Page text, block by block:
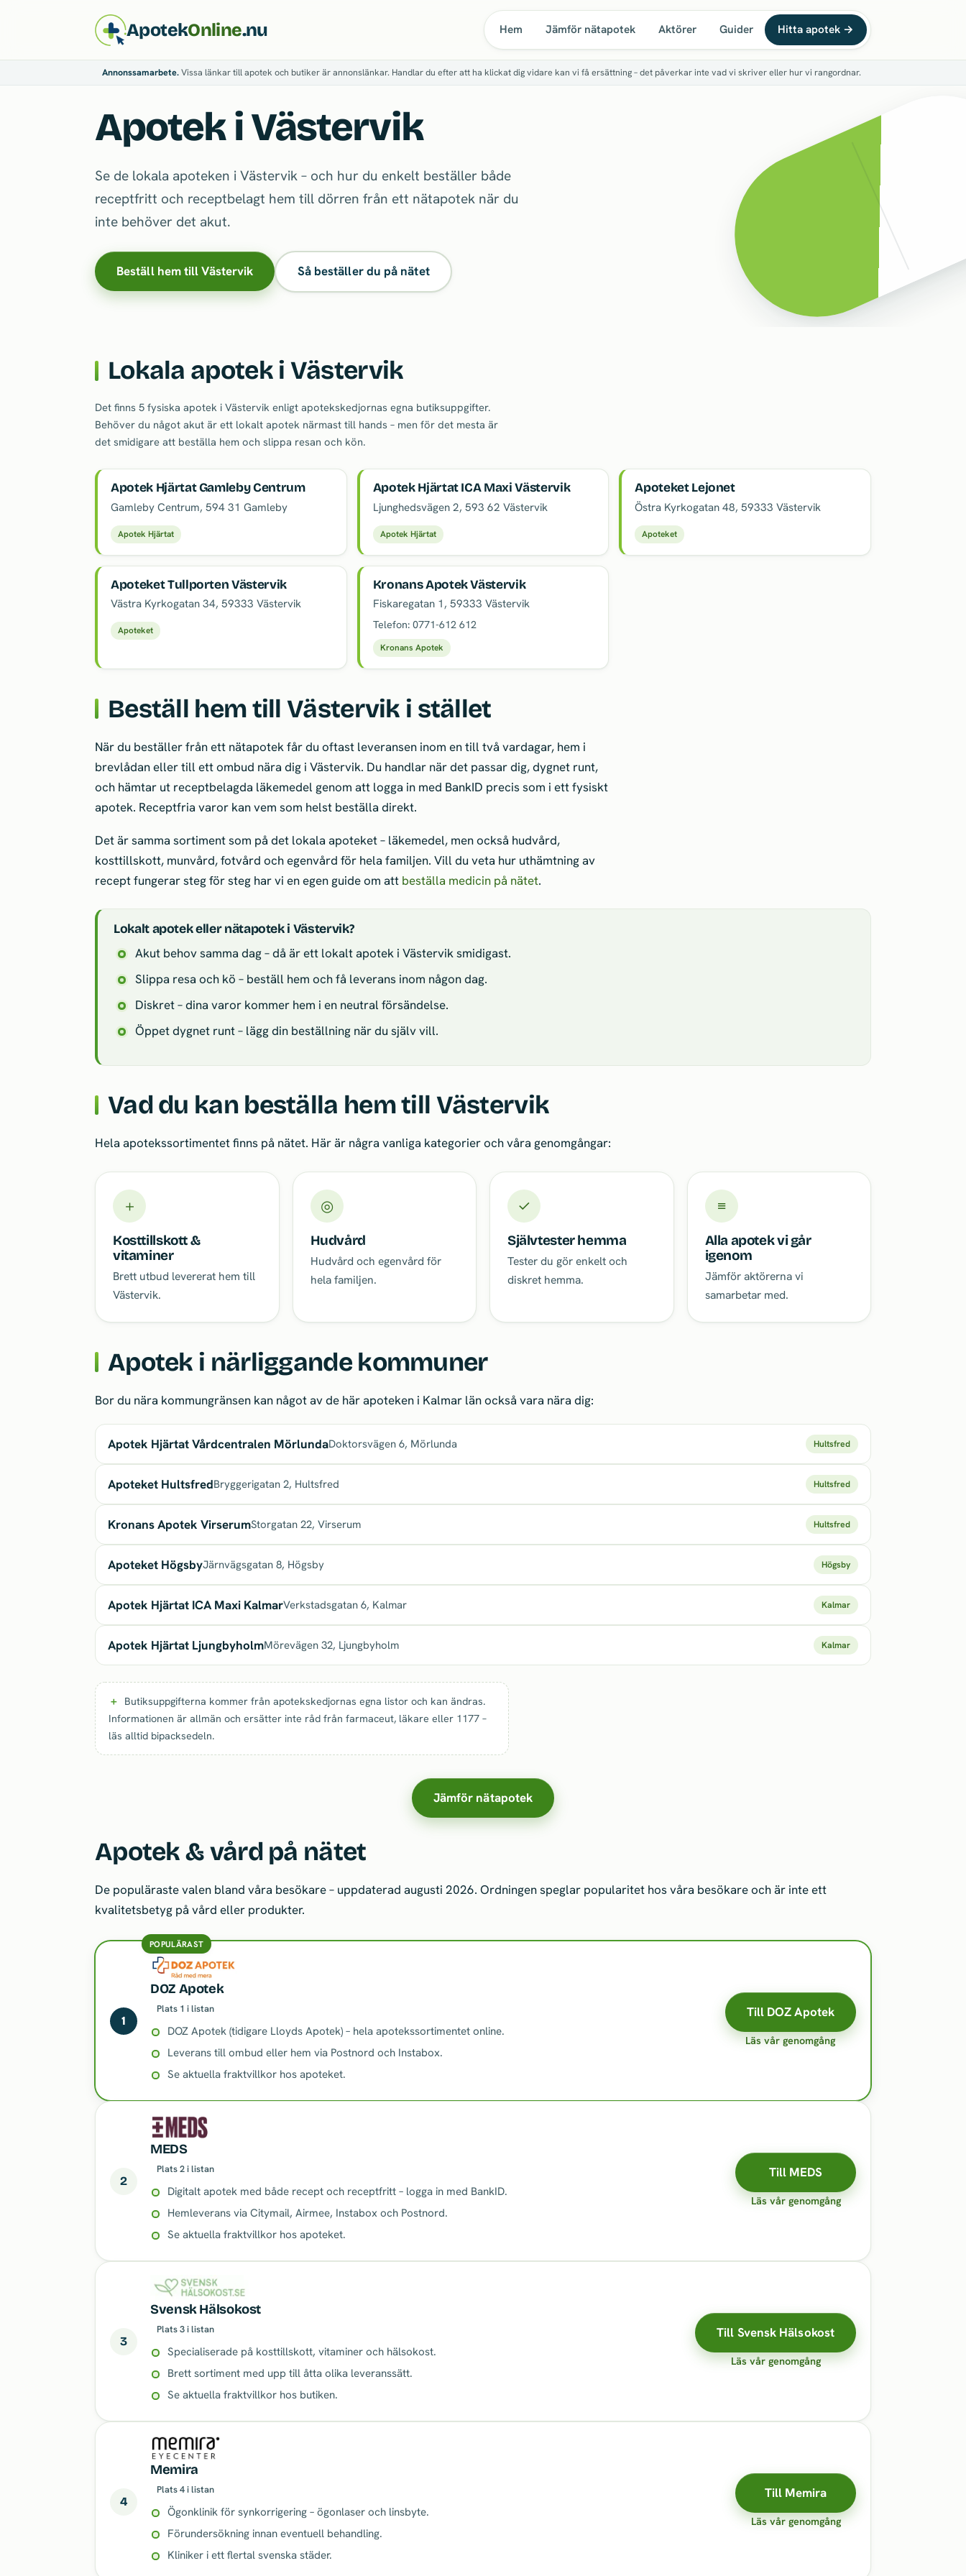
ApotekOnline.nu Hem Jämför nätapotek Aktörer Guider Hitta apotek →
Annonssamarbete.Vissa länkar till apotek och butiker är annonslänkar. Handlar du efter att ha klickat dig vidare kan vi få ersättning – det påverkar inte vad vi skriver eller hur vi rangordnar.
Apotek i Västervik
Se de lokala apoteken i Västervik – och hur du enkelt beställer både
receptfritt och receptbelagt hem till dörren från ett nätapotek när du
inte behöver det akut.
Beställ hem till Västervik Så beställer du på nätet
Lokala apotek i Västervik
Det finns 5 fysiska apotek i Västervik enligt apotekskedjornas egna butiksuppgifter.
Behöver du något akut är ett lokalt apotek närmast till hands – men för det mesta är
det smidigare att beställa hem och slippa resan och kön.
Apotek Hjärtat Gamleby Centrum
Gamleby Centrum, 594 31 Gamleby
Apotek Hjärtat
Apotek Hjärtat ICA Maxi Västervik
Ljunghedsvägen 2, 593 62 Västervik
Apotek Hjärtat
Apoteket Lejonet
Östra Kyrkogatan 48,59333 Västervik
Apoteket
Apoteket Tullporten Västervik
Västra Kyrkogatan 34, 59333 Västervik
Apoteket
Kronans Apotek Västervik
Fiskaregatan 1 , 59333 Västervik
Telefon: 0771-612 612
Kronans Apotek
Beställ hem till Västervik i stället
När du beställer från ett nätapotek får du oftast leveransen inom en till två vardagar, hem i
brevlådan eller till ett ombud nära dig i Västervik. Du handlar när det passar dig, dygnet runt,
och hämtar ut receptbelagda läkemedel genom att logga in med BankID precis som i ett fysiskt
apotek. Receptfria varor kan vem som helst beställa direkt.
Det är samma sortiment som på det lokala apoteket – läkemedel, men också hudvård,
kosttillskott, munvård, fotvård och egenvård för hela familjen. Vill du veta hur uthämtning av
recept fungerar steg för steg har vi en egen guide om att beställa medicin på nätet.
Lokalt apotek eller nätapotek i Västervik?
Akut behov samma dag – då är ett lokalt apotek i Västervik smidigast.
Slippa resa och kö – beställ hem och få leverans inom någon dag.
Diskret – dina varor kommer hem i en neutral försändelse.
Öppet dygnet runt – lägg din beställning när du själv vill.
Vad du kan beställa hem till Västervik
Hela apotekssortimentet finns på nätet. Här är några vanliga kategorier och våra genomgångar:
＋
Kosttillskott &
vitaminer
Brett utbud levererat hem till
Västervik.
◎
Hudvård
Hudvård och egenvård för
hela familjen.
✓
Självtester hemma
Tester du gör enkelt och
diskret hemma.
≡
Alla apotek vi går
igenom
Jämför aktörerna vi
samarbetar med.
Apotek i närliggande kommuner
Bor du nära kommungränsen kan något av de här apoteken i Kalmar län också vara nära dig:
Apotek Hjärtat Vårdcentralen MörlundaDoktorsvägen 6, Mörlunda Hultsfred
Apoteket HultsfredBryggerigatan 2, Hultsfred Hultsfred
Kronans Apotek VirserumStorgatan 22, Virserum Hultsfred
Apoteket HögsbyJärnvägsgatan 8, Högsby Högsby
Apotek Hjärtat ICA Maxi KalmarVerkstadsgatan 6, Kalmar Kalmar
Apotek Hjärtat LjungbyholmMörevägen 32, Ljungbyholm Kalmar
Butiksuppgifterna kommer från apotekskedjornas egna listor och kan ändras.
Informationen är allmän och ersätter inte råd från farmaceut, läkare eller 1177 –
läs alltid bipacksedeln.
Jämför nätapotek
Apotek & vård på nätet
De populäraste valen bland våra besökare – uppdaterad augusti 2026. Ordningen speglar popularitet hos våra besökare och är inte ett
kvalitetsbetyg på vård eller produkter.
POPULÄRAST
1
DOZ Apotek
Plats 1 i listan
DOZ Apotek (tidigare Lloyds Apotek) – hela apotekssortimentet online.
Leverans till ombud eller hem via Postnord och Instabox.
Se aktuella fraktvillkor hos apoteket.
Till DOZ Apotek
Läs vår genomgång
2
MEDS
Plats 2 i listan
Digitalt apotek med både recept och receptfritt – logga in med BankID.
Hemleverans via Citymail, Airmee, Instabox och Postnord.
Se aktuella fraktvillkor hos apoteket.
Till MEDS
Läs vår genomgång
3
Svensk Hälsokost
Plats 3 i listan
Specialiserade på kosttillskott, vitaminer och hälsokost.
Brett sortiment med upp till åtta olika leveranssätt.
Se aktuella fraktvillkor hos butiken.
Till Svensk Hälsokost
Läs vår genomgång
4
Memira
Plats 4 i listan
Ögonklinik för synkorrigering – ögonlaser och linsbyte.
Förundersökning innan eventuell behandling.
Kliniker i ett flertal svenska städer.
Till Memira
Läs vår genomgång